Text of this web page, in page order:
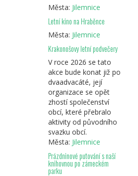
Města: Jilemnice
Letní kino na Hraběnce
Města: Jilemnice
Krakonošovy letní podvečery
V roce 2026 se tato
akce bude konat již po
dvaadvacáté, její
organizace se opět
zhostí společenství
obcí, které přebralo
aktivity od původního
svazku obcí.
Města: Jilemnice
Prázdninové putování s naší
knihovnou po zámeckém
parku